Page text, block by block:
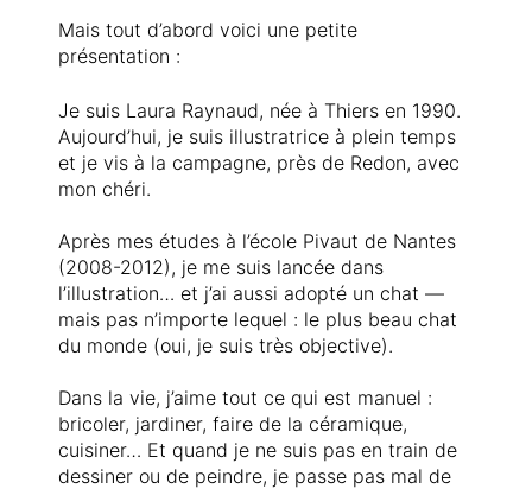
Mais tout d’abord voici une petite
présentation :
Je suis Laura Raynaud, née à Thiers en 1990.
Aujourd’hui, je suis illustratrice à plein temps
et je vis à la campagne, près de Redon, avec
mon chéri.
Après mes études à l’école Pivaut de Nantes
(2008-2012), je me suis lancée dans
l’illustration… et j’ai aussi adopté un chat —
mais pas n’importe lequel : le plus beau chat
du monde (oui, je suis très objective).
Dans la vie, j’aime tout ce qui est manuel :
bricoler, jardiner, faire de la céramique,
cuisiner… Et quand je ne suis pas en train de
dessiner ou de peindre, je passe pas mal de